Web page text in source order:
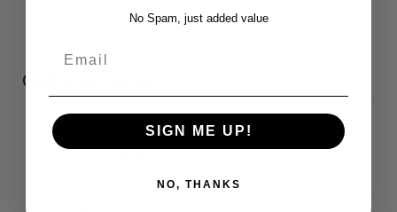
Customer reviews
0 / 5
No Spam, just added value
SIGN ME UP!
NO, THANKS